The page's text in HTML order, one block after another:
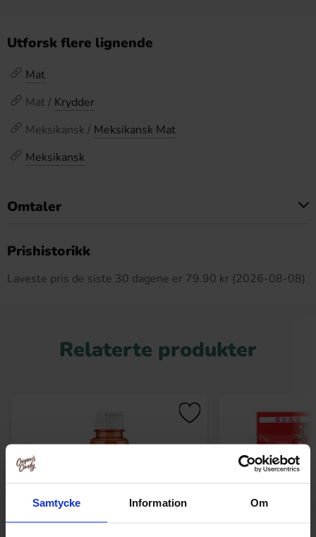
Samtycke Information Om
Utforsk flere lignende
Mat
Mat / Krydder
Meksikansk / Meksikansk Mat
Meksikansk
Omtaler
Prishistorikk
Laveste pris de siste 30 dagene er 79.90 kr (2026-08-08)
Relaterte produkter